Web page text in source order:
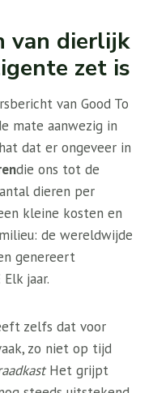
van dierlijk
zet is
van Good To
mate aanwezig in
dat er ongeveer in
die ons tot de
dieren per
kleine kosten en
de wereldwijde
genereert
Elk jaar.
zelfs dat voor
zo niet op tijd
Het grijpt